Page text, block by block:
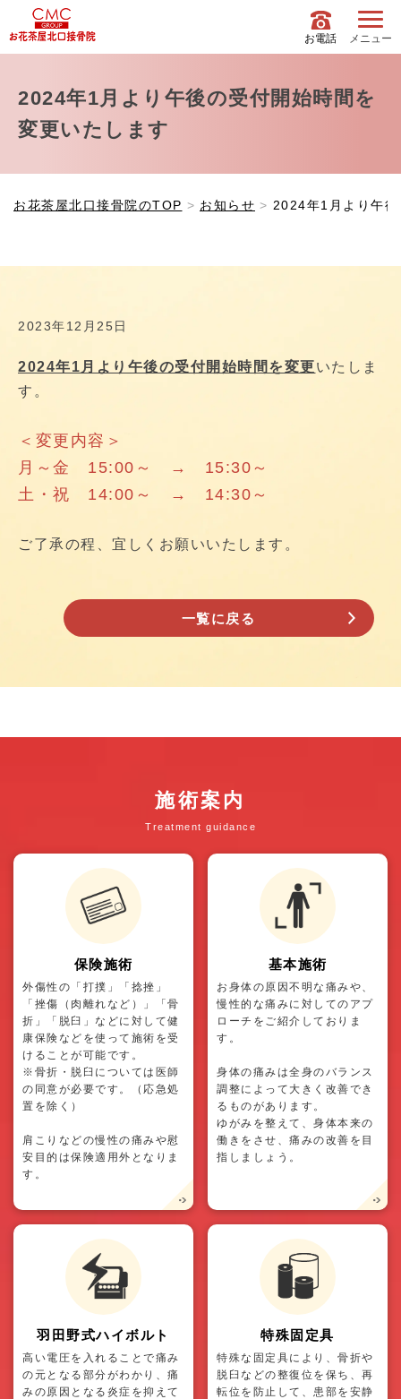
お電話 メニュー
2024年1月より午後の受付開始時間を
変更いたします
お花茶屋北口接骨院のTOP お知らせ 2024年1月より午
2023年12月25日
2024年1月より午後の受付開始時間を変更いたしま
す。
＜変更内容＞
月～金 15:00～ → 15:30～
土・祝 14:00～ → 14:30～
ご了承の程、宜しくお願いいたします。
一覧に戻る
施術案内
Treatment guidance
保険施術
外傷性の「打撲」「捻挫」
「挫傷（肉離れなど）」「骨
折」「脱臼」などに対して健
康保険などを使って施術を受
けることが可能です。
※骨折・脱臼については医師
の同意が必要です。（応急処
置を除く）
肩こりなどの慢性の痛みや慰
安目的は保険適用外となりま
す。
基本施術
お身体の原因不明な痛みや、
慢性的な痛みに対してのアプ
ローチをご紹介しておりま
す。
身体の痛みは全身のバランス
調整によって大きく改善でき
るものがあります。
ゆがみを整えて、身体本来の
働きをさせ、痛みの改善を目
指しましょう。
羽田野式ハイボルト
高い電圧を入れることで痛み
の元となる部分がわかり、痛
みの原因となる炎症を抑えて
特殊固定具
特殊な固定具により、骨折や
脱臼などの整復位を保ち、再
転位を防止して、患部を安静